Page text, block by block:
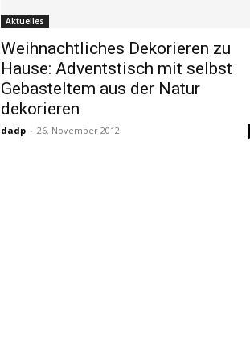
Aktuelles
Weihnachtliches Dekorieren zu
Hause: Adventstisch mit selbst
Gebasteltem aus der Natur
dekorieren
dadp - 26. November 2012